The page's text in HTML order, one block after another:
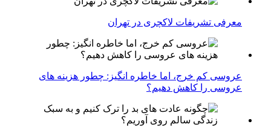
معرفی تشریفات لاکچری در تهران
عروسی کم خرج، اما خاطره انگیز: چطور هزینه های
عروسی را کاهش دهیم؟